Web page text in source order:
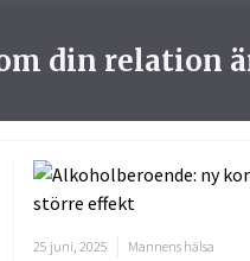
din relation
25 juni, 2025 Mannens hälsa